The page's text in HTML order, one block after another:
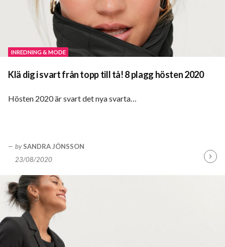
INREDNING & MODE
Klä dig i svart från topp till tå! 8 plagg hösten 2020
Hösten 2020 är svart det nya svarta…
by SANDRA JÖNSSON
23/08/2020